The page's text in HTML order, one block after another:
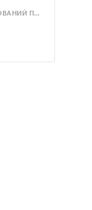
АИПР (АГЕНТСТВО ИССЛЕДОВАНИЙ ПРОМЫШЛЕННЫХ И ПОТРЕБИТЕЛЬСКИХ РЫНКОВ)